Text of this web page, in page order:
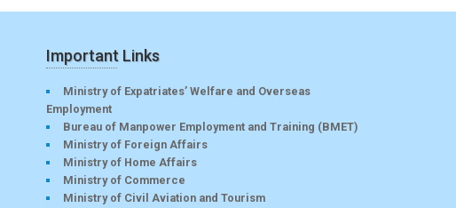
Important Links
Ministry of Expatriates’ Welfare and Overseas
Employment
Bureau of Manpower Employment and Training (BMET)
Ministry of Foreign Affairs
Ministry of Home Affairs
Ministry of Commerce
Ministry of Civil Aviation and Tourism